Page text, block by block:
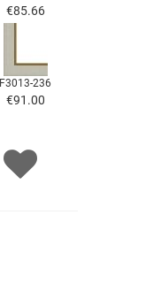
€85.66
F3013-236
€91.00
F7034-298